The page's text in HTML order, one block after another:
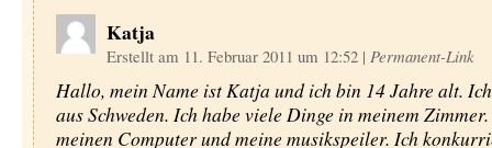
Katja
Erstellt am 11. Februar 2011 um 12:52 | Permanent-Link
Hallo, mein Name ist Katja und ich bin 14 Jahre alt.
aus Schweden. Ich habe viele Dinge in meinem
meinen Computer und meine musikspeiler. Ich